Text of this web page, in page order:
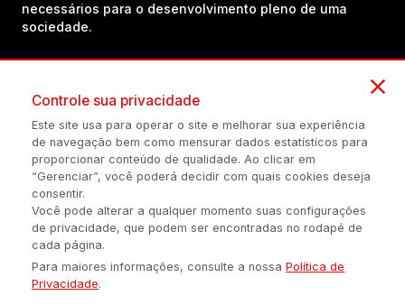
necessários para o desenvolvimento pleno de uma
sociedade.
(54) 98434-8385
Política de privacidade Configuração de Cookies Quem Somos
É proibida a reprodução do conteúdo desta página em qualquer
meio de comunicação, eletrônico ou impreso, sem autorização
Controle sua privacidade
Este site usa para operar o site e melhorar sua experiência
de navegação bem como mensurar dados estatísticos para
proporcionar conteúdo de qualidade. Ao clicar em
“Gerenciar”, você poderá decidir com quais cookies deseja
consentir.
Você pode alterar a qualquer momento suas configurações
de privacidade, que podem ser encontradas no rodapé de
cada página.
Para maiores informações, consulte a nossaPolítica de
Privacidade.